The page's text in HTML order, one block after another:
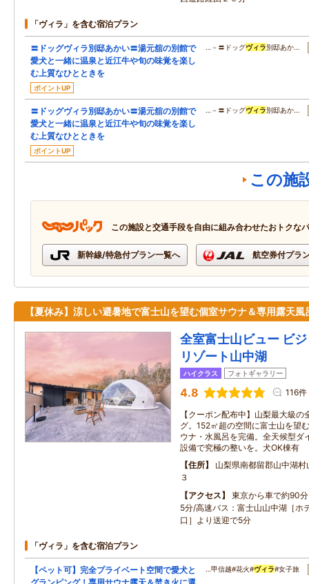
「ヴィラ」を含む宿泊プラン
〓ドッグヴィラ別邸あかい〓湯元舘の別館で
愛犬と一緒に温泉と近江牛や旬の味覚を楽し
む上質なひとときを
ポイントUP
…－〓ドッグヴィラ別邸あか…
〓ドッグヴィラ別邸あかい〓湯元舘の別館で
愛犬と一緒に温泉と近江牛や旬の味覚を楽し
む上質なひとときを
ポイントUP
…－〓ドッグヴィラ別邸あか…
この施
この施設と交通手段を自由に組み合わせたおトクな
新幹線/特急付プラン一覧へ 航空券付プラ
【夏休み】涼しい避暑地で富士山を望む個室サウナ＆専用露天風
全室富士山ビュー ビ
リゾート山中湖
ハイクラス フォトギャラリー
4.8 116件
【クーポン配布中】山梨最大級
グ。152㎡超の空間に富士山を望
ウナ・水風呂を完備。全天候型ダ
設備で究極の整いを。犬OK棟有
住所
山梨県南都留郡山中湖
３
アクセス
東京から車で約90
5分/高速バス：富士山山中湖［ホ
口］より送迎で5分
「ヴィラ」を含む宿泊プラン
【ペット可】完全プライベート空間で愛犬と
…甲信越#花火#ヴィラ#女子旅